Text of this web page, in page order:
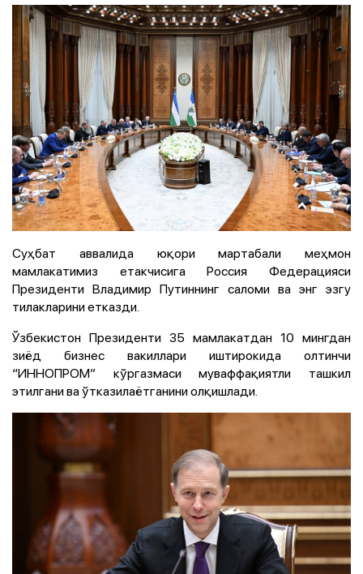
Суҳбат аввалида юқори мартабали меҳмон
мамлакатимиз етакчисига Россия Федерацияси
Президенти Владимир Путиннинг саломи ва энг эзгу
тилакларини етказди.
Ўзбекистон Президенти 35 мамлакатдан 10 мингдан
зиёд бизнес вакиллари иштирокида олтинчи
“ИННОПРОМ” кўргазмаси муваффақиятли ташкил
этилгани ва ўтказилаётганини олқишлади.